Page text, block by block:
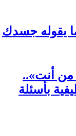
يقوله جسدك
من أنت»..
بأسئلة